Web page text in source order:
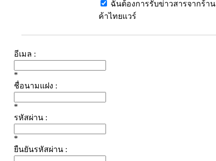
ฉันต้องการรับข่าวสารจากร้าน
ค้าไทยแวร์
อีเมล :
*
ชื่อนามแฝง :
*
รหัสผ่าน :
*
ยืนยันรหัสผ่าน :